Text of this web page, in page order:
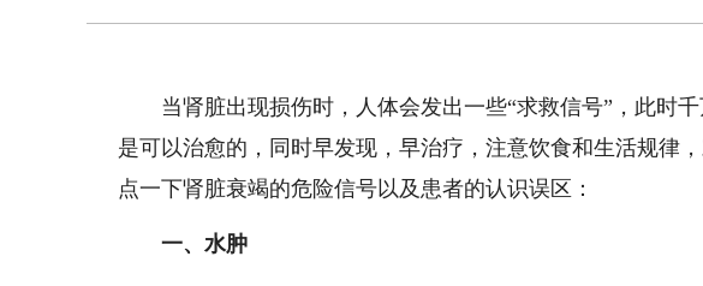
当肾脏出现损伤时，人体会发出一些“求救信号”，此时千
是可以治愈的，同时早发现，早治疗，注意饮食和生活规律
点一下肾脏衰竭的危险信号以及患者的认识误区：
一、水肿